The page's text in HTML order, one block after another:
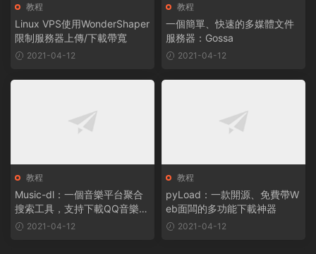
教程
Linux VPS使用WonderShaper
限制服務器上傳/下載帶寬
2021-04-12
教程
一個簡單、快速的多媒體文件
服務器：Gossa
2021-04-12
教程
Music-dl：一個音樂平台聚合
搜索工具，支持下載QQ音樂、
網易雲、酷狗音樂等
2021-04-12
教程
pyLoad：一款開源、免費帶W
eb面闆的多功能下載神器
2021-04-12